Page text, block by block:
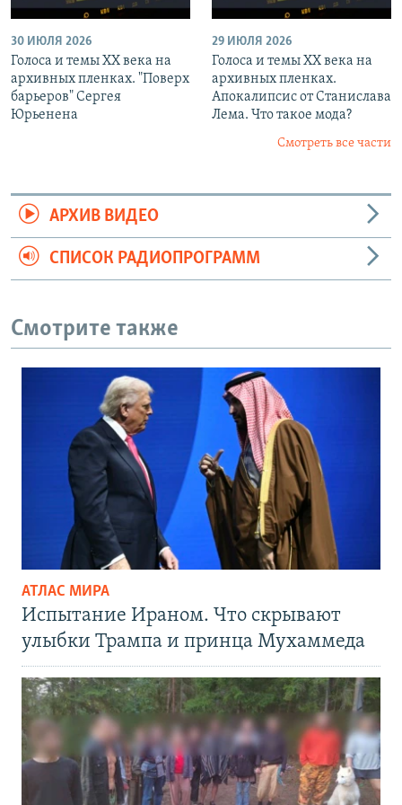
30 ИЮЛЯ 2026
Голоса и темы XX века на
архивных пленках. "Поверх
барьеров" Сергея
Юрьенена
29 ИЮЛЯ 2026
Голоса и темы XX века на
архивных пленках.
Апокалипсис от Станислава
Лема. Что такое мода?
Смотреть все части
АРХИВ ВИДЕО
СПИСОК РАДИОПРОГРАММ
Смотрите также
АТЛАС МИРА
Испытание Ираном. Что скрывают
улыбки Трампа и принца Мухаммеда